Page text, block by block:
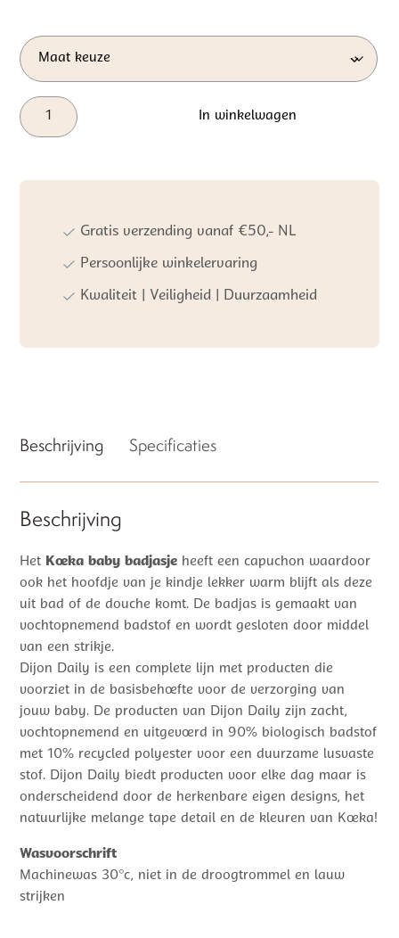
Koeka
Baby
Daily
In winkelwagen
Gratis verzending vanaf €50,- NL
Persoonlijke winkelervaring
Kwaliteit | Veiligheid | Duurzaamheid
Beschrijving Specificaties
Beschrijving
Het Koeka baby badjasje heeft een capuchon waardoor
ook het hoofdje van je kindje lekker warm blijft als deze
uit bad of de douche komt. De badjas is gemaakt van
vochtopnemend badstof en wordt gesloten door middel
van een strikje.
Dijon Daily is een complete lijn met producten die
voorziet in de basisbehoefte voor de verzorging van
jouw baby. De producten van Dijon Daily zijn zacht,
vochtopnemend en uitgevoerd in 90% biologisch badstof
met 10% recycled polyester voor een duurzame lusvaste
stof. Dijon Daily biedt producten voor elke dag maar is
onderscheidend door de herkenbare eigen designs, het
natuurlijke melange tape detail en de kleuren van Koeka!
Wasvoorschrift
Machinewas 30°c, niet in de droogtrommel en lauw
strijken